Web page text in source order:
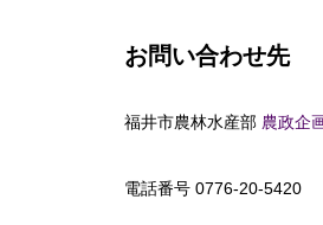
お問い合わせ先
福井市農林水産部 農政企
電話番号 0776-20-5420